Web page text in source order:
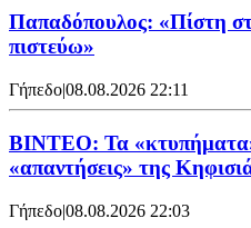
Παπαδόπουλος: «Πίστη
πιστεύω»
Γήπεδο|08.08.2026 22:11
ΒΙΝΤΕΟ: Τα
«απαντήσεις» της
Γήπεδο|08.08.2026 22:03